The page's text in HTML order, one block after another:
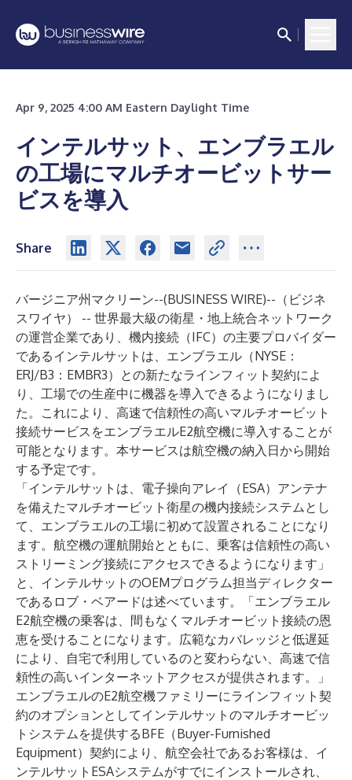
Apr 9, 2025 4:00 AM Eastern Daylight Time
インテルサット、エンブラエル
の工場にマルチオービットサー
ビスを導入
Share
バージニア州マクリーン--(BUSINESS WIRE)-- （ビジネ
スワイヤ） -- 世界最大級の衛星・地上統合ネットワーク
の運営企業であり、機内接続（IFC）の主要プロバイダー
であるインテルサット は、エンブラエル（NYSE：
ERJ/B3：EMBR3）との新たなラインフィット契約によ
り、工場での生産中に機器を導入できるようになりまし
た。これにより、高速で信頼性の高いマルチオービット
接続サービスをエンブラエルE2航空機に導入することが
可能となります。本サービスは航空機の納入日から開始
する予定です。
「インテルサットは、電子操向アレイ（ESA）アンテナ
を備えたマルチオービット衛星の機内接続システムとし
て、エンブラエルの工場に初めて設置されることになり
ます。航空機の運航開始とともに、乗客は信頼性の高い
ストリーミング接続にアクセスできるようになります」
と、インテルサットのOEMプログラム担当ディレクター
であるロブ・ベアードは述べています。「エンブラエル
E2航空機の乗客は、間もなくマルチオービット接続の恩
恵を受けることになります。広範なカバレッジと低遅延
により、自宅で利用しているのと変わらない、高速で信
頼性の高いインターネットアクセスが提供されます。」
エンブラエルのE2航空機ファミリーにラインフィット契
約のオプションとしてインテルサットのマルチオービッ
トシステムを提供するBFE（Buyer-Furnished
Equipment）契約により、航空会社であるお客様は、イ
ンテルサットESAシステムがすでにインストールされ、